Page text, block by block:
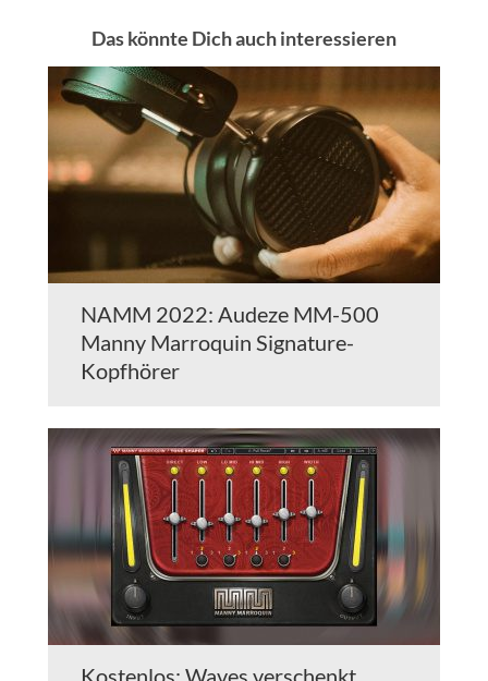
Das könnte Dich auch interessieren
NAMM 2022: Audeze MM-500
Manny Marroquin Signature-
Kopfhörer